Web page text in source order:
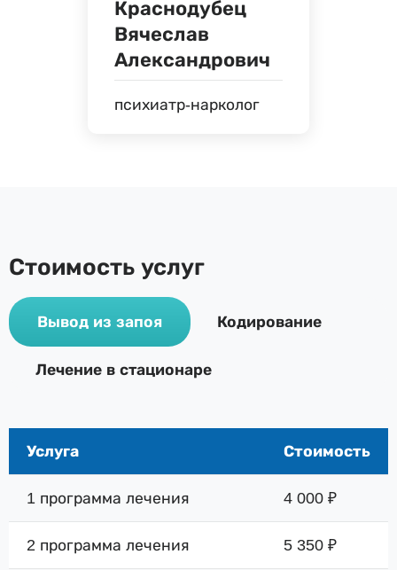
Краснодубец
Вячеслав
Александрович
психиатр-нарколог
Стоимость услуг
Вывод из запоя Кодирование
Лечение в стационаре
Услуга Стоимость
1 программа лечения 4 000 ₽
2 программа лечения 5 350 ₽